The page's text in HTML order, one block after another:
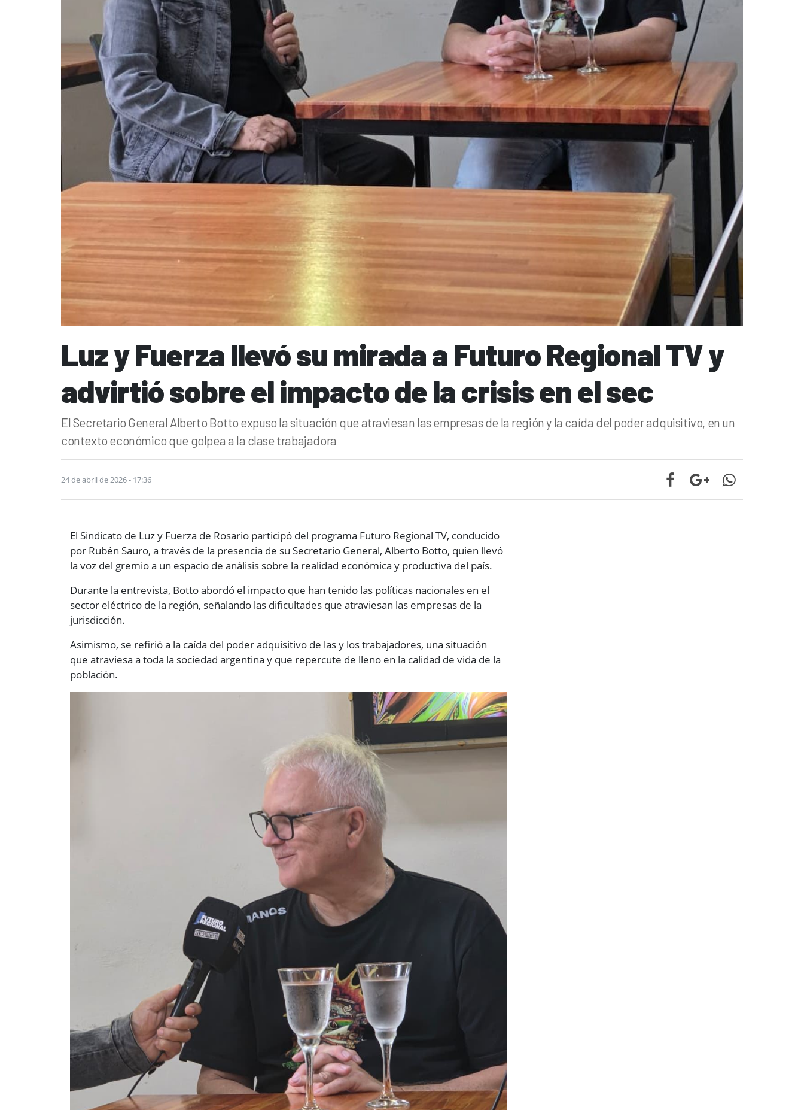
Luz y Fuerza llevó su mirada a Futuro Regional TV y
advirtió sobre el impacto de la crisis en el sec
El Secretario General Alberto Botto expuso la situación que atraviesan las empresas de la región y la caída del poder adquisitivo, en un
contexto económico que golpea a la clase trabajadora
24 de abril de 2026 - 17:36
El Sindicato de Luz y Fuerza de Rosario participó del programa Futuro Regional TV, conducido
por Rubén Sauro, a través de la presencia de su Secretario General, Alberto Botto, quien llevó
la voz del gremio a un espacio de análisis sobre la realidad económica y productiva del país.
Durante la entrevista, Botto abordó el impacto que han tenido las políticas nacionales en el
sector eléctrico de la región, señalando las dificultades que atraviesan las empresas de la
jurisdicción.
Asimismo, se refirió a la caída del poder adquisitivo de las y los trabajadores, una situación
que atraviesa a toda la sociedad argentina y que repercute de lleno en la calidad de vida de la
población.